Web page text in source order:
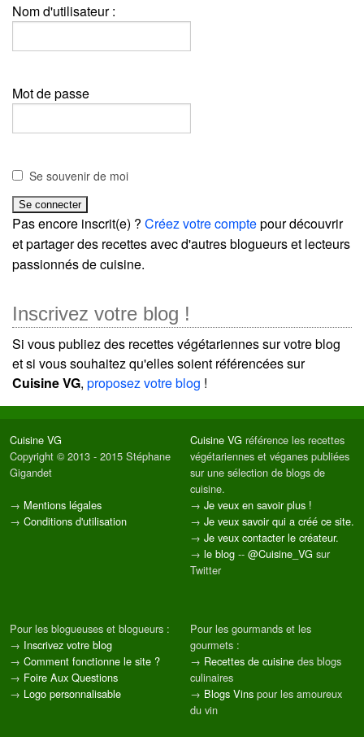
Nom d'utilisateur :
Mot de passe
Se souvenir de moi
Pas encore inscrit(e) ? Créez votre comptepour découvrir
et partager des recettes avec d'autres blogueurs et lecteurs
passionnés de cuisine.
Inscrivez votre blog !
Si vous publiez des recettes végétariennes sur votre blog
et si vous souhaitez qu'elles soient référencées sur
Cuisine VG, proposez votre blog !
Cuisine VG
Copyright © 2013 - 2015 Stéphane
Gigandet
→ Mentions légales
→ Conditions d'utilisation
Cuisine VG référence les recettes
végétariennes et véganes publiées
sur une sélection de blogs de
cuisine.
→ Je veux en savoir plus !
→ Je veux savoir qui a créé ce site.
→ Je veux contacter le créateur.
→ le blog -- @Cuisine_VG sur
Twitter
Pour les blogueuses et blogueurs :
→ Inscrivez votre blog
→ Comment fonctionne le site ?
→ Foire Aux Questions
→ Logo personnalisable
Pour les gourmands et les
gourmets :
→ Recettes de cuisine des blogs
culinaires
→ Blogs Vins pour les amoureux
du vin